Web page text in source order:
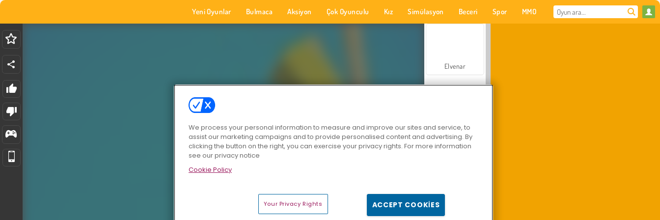
Yeni Oyunlar Bulmaca Aksiyon Çok Oyunculu Kız Simülasyon Beceri Spor MMO
Elvenar
We process your personal information to measure and improve our sites and service, to
assist our marketing campaigns and to provide personalised content and advertising. By
clicking the button on the right, you can exercise your privacy rights. For more information
see our privacy notice
Cookie Policy
Your Privacy Rights ACCEPT COOKIES